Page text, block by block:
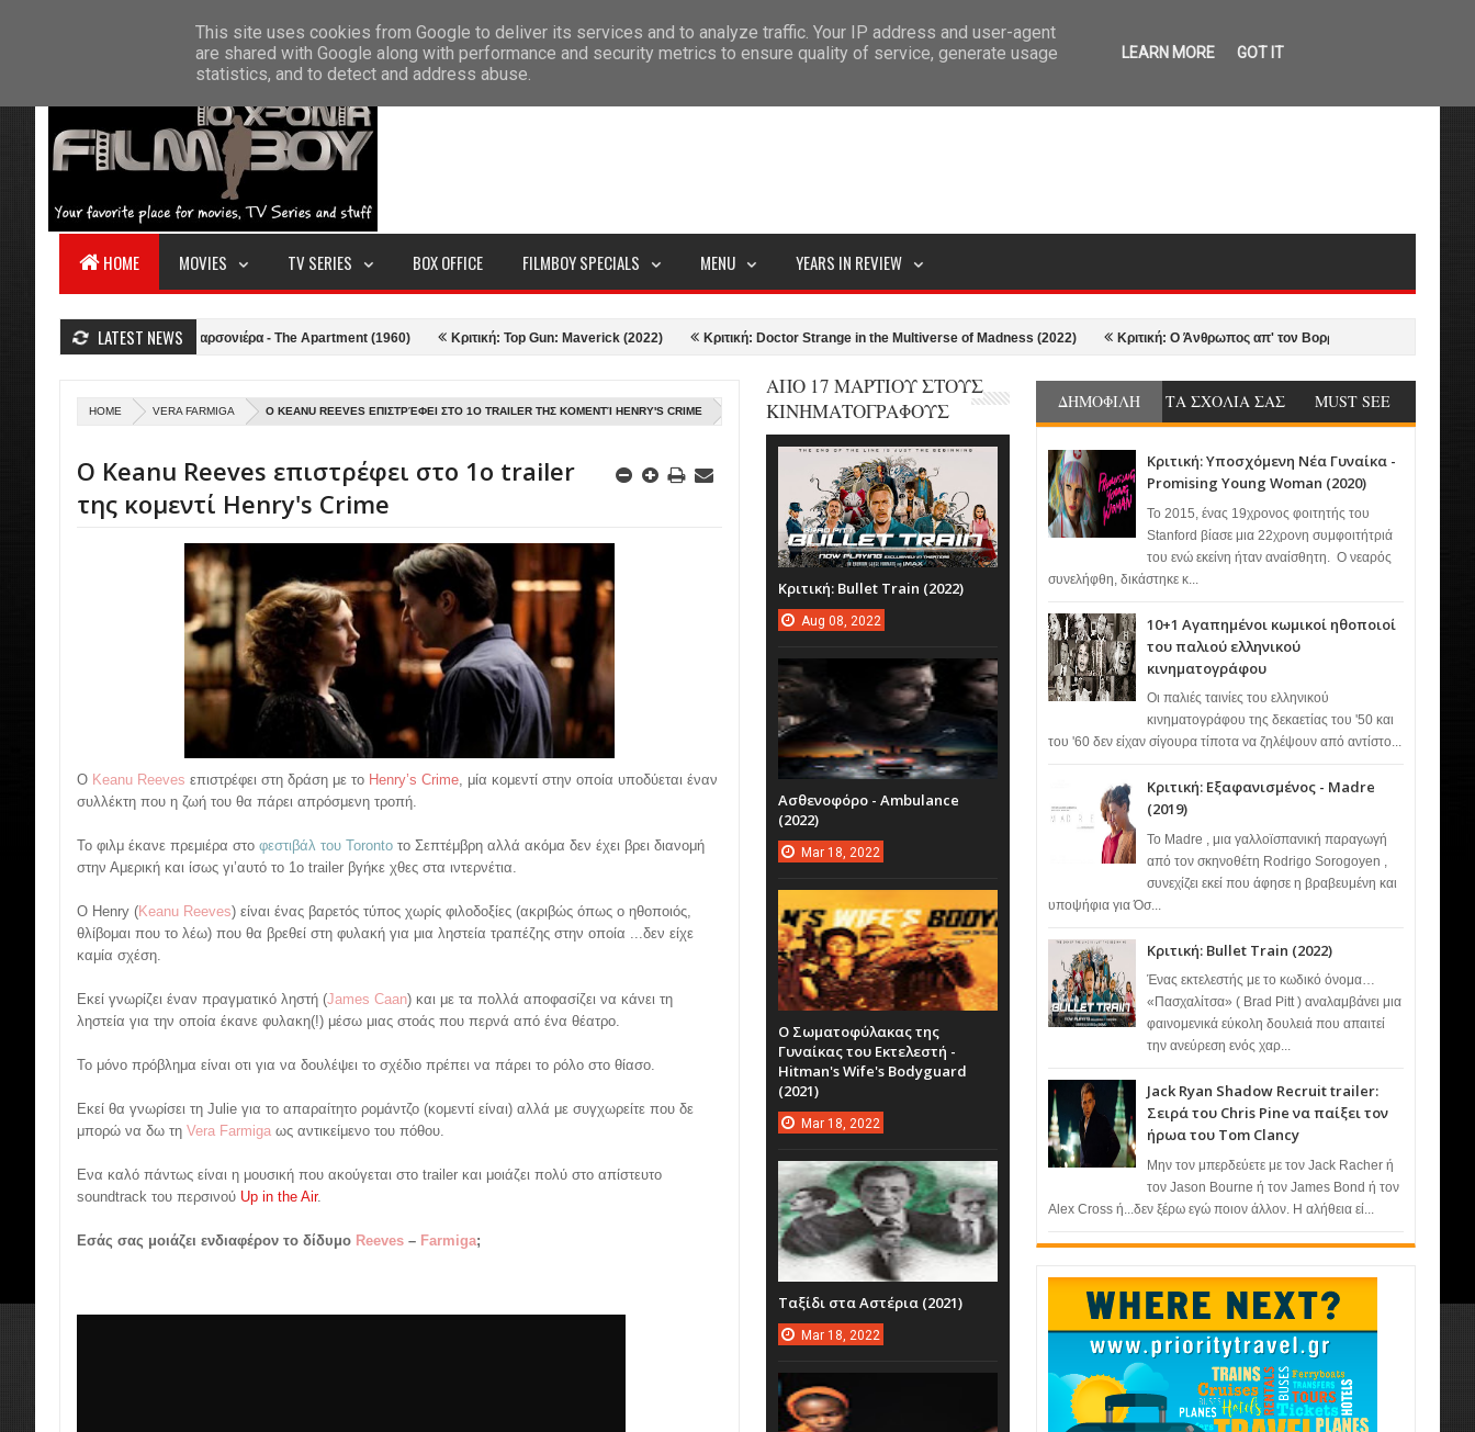
HOME ABOUT US CONTACT SITEMAP
HOME MOVIES TV SERIES BOX OFFICE FILMBOY SPECIALS MENU YEARS IN REVIEW
LATEST NEWS
Κριτική: Η Γκαρσονιέρα - The Apartment (1960) Κριτική: Top Gun: Maverick (2022) Κριτική: Doctor Strange in the Multiverse of Madness (2022) Κριτική: Ο Άνθρωπος απ' τον Βορρά - The Northman (2022)
HOME VERA FARMIGA Ο KEANU REEVES ΕΠΙΣΤΡΈΦΕΙ ΣΤΟ 1Ο TRAILER ΤΗΣ ΚΟΜΕΝΤΊ HENRY'S CRIME
Ο Keanu Reeves επιστρέφει στο 1ο trailer
της κομεντί Henry's Crime
Ο Keanu Reeves επιστρέφει στη δράση με το Henry’s Crime, μία κομεντί στην οποία υποδύεται έναν
συλλέκτη που η ζωή του θα πάρει απρόσμενη τροπή.
Το φιλμ έκανε πρεμιέρα στο φεστιβάλ του Toronto το Σεπτέμβρη αλλά ακόμα δεν έχει βρει διανομή
στην Αμερική και ίσως γι’αυτό το 1ο trailer βγήκε χθες στα ιντερνέτια.
Ο Henry (Keanu Reeves) είναι ένας βαρετός τύπος χωρίς φιλοδοξίες (ακριβώς όπως ο ηθοποιός,
θλίβομαι που το λέω) που θα βρεθεί στη φυλακή για μια ληστεία τραπέζης στην οποία ...δεν είχε
καμία σχέση.
Εκεί γνωρίζει έναν πραγματικό ληστή (James Caan) και με τα πολλά αποφασίζει να κάνει τη
ληστεία για την οποία έκανε φυλακη(!) μέσω μιας στοάς που περνά από ένα θέατρο.
Το μόνο πρόβλημα είναι οτι για να δουλέψει το σχέδιο πρέπει να πάρει το ρόλο στο θίασο.
Εκεί θα γνωρίσει τη Julie για το απαραίτητο ρομάντζο (κομεντί είναι) αλλά με συγχωρείτε που δε
μπορώ να δω τη Vera Farmiga ως αντικείμενο του πόθου.
Ενα καλό πάντως είναι η μουσική που ακούγεται στο trailer και μοιάζει πολύ στο απίστευτο
soundtrack του περσινού Up in the Air.
Εσάς σας μοιάζει ενδιαφέρον το δίδυμο Reeves – Farmiga;
ΔΗΜΟΦΙΛΗ ΤΑ ΣΧΟΛΙΑ ΣΑΣ MUST SEE
Κριτική: Υποσχόμενη Νέα Γυναίκα -
Promising Young Woman (2020)
Το 2015, ένας 19χρονος φοιτητής του
Stanford βίασε μια 22χρονη συμφοιτήτριά
του ενώ εκείνη ήταν αναίσθητη. Ο νεαρός
συνελήφθη, δικάστηκε κ...
10+1 Αγαπημένοι κωμικοί ηθοποιοί
του παλιού ελληνικού
κινηματογράφου
Οι παλιές ταινίες του ελληνικού
κινηματογράφου της δεκαετίας του '50 και
του '60 δεν είχαν σίγουρα τίποτα να ζηλέψουν από αντίστο...
Κριτική: Εξαφανισμένος - Madre
(2019)
Το Madre , μια γαλλοϊσπανική παραγωγή
από τον σκηνοθέτη Rodrigo Sorogoyen ,
συνεχίζει εκεί που άφησε η βραβευμένη και
υποψήφια για Όσ...
Κριτική: Bullet Train (2022)
Ένας εκτελεστής με το κωδικό όνομα…
«Πασχαλίτσα» ( Brad Pitt ) αναλαμβάνει μια
φαινομενικά εύκολη δουλειά που απαιτεί
την ανεύρεση ενός χαρ...
Jack Ryan Shadow Recruit trailer:
Σειρά του Chris Pine να παίξει τον
ήρωα του Tom Clancy
Μην τον μπερδεύετε με τον Jack Racher ή
τον Jason Bourne ή τον James Bond ή τον
Alex Cross ή...δεν ξέρω εγώ ποιον άλλον. Η αλήθεια εί...
ΑΠΟ 17 ΜΑΡΤΙΟΥ ΣΤΟΥΣ
ΚΙΝΗΜΑΤΟΓΡΑΦΟΥΣ
Κριτική: Bullet Train (2022)
Aug 08, 2022
Ασθενοφόρο - Ambulance
(2022)
Mar 18, 2022
Ο Σωματοφύλακας της
Γυναίκας του Εκτελεστή -
Hitman's Wife's Bodyguard
(2021)
Mar 18, 2022
Ταξίδι στα Αστέρια (2021)
Mar 18, 2022
This site uses cookies from Google to deliver its services and to analyze traffic. Your IP address and user-agent
are shared with Google along with performance and security metrics to ensure quality of service, generate usage
statistics, and to detect and address abuse.
LEARN MORE GOT IT